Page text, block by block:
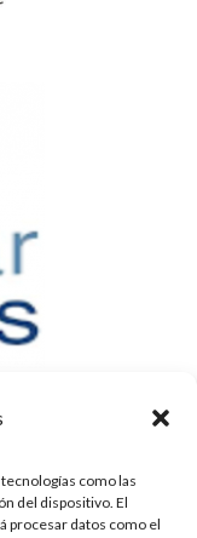
como las
del dispositivo. El
procesar datos como el